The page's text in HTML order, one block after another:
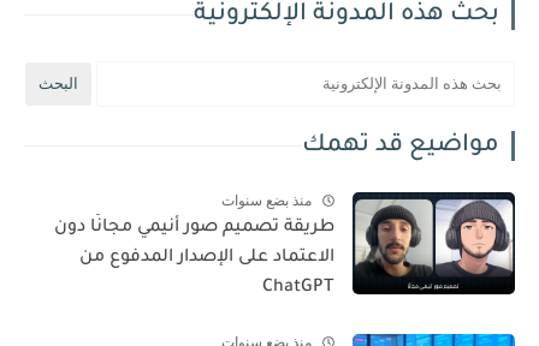
بحث هذه المدونة الإلكترونية
مواضيع قد تهمك
منذ بضع سنوات
طريقة تصميم صور أنيمي مجانًا دون
الاعتماد على الإصدار المدفوع من
ChatGPT
منذ بضع سنوات